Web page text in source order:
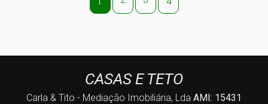
CASAS E TETO
Carla & Tito - Mediação Imobiliária, Lda AMI: 15431